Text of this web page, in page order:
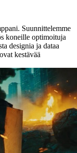
Suunnittelemme
koneille optimoituja
designia ja dataa
kestävää